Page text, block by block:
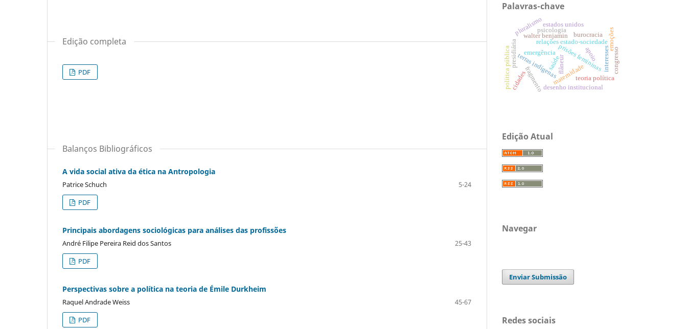
Edição completa
PDF
Balanços Bibliográficos
A vida social ativa da ética na Antropologia
Patrice Schuch
5-24
PDF
Principais abordagens sociológicas para análises das profissões
André Filipe Pereira Reid dos Santos
25-43
PDF
Perspectivas sobre a política na teoria de Émile Durkheim
Raquel Andrade Weiss
45-67
PDF
Palavras-chave
terras indígenas
emergência
relações estado-sociedade
prisões femininas
presidiária
maternidade
walter benjamin
flâneur
fragmento
interesses
burocracia
teoria política
política pública
emoções
pluralismo
cidades
saúde
psicologia
congresso
apoio
desenho institucional
estados unidos
Edição Atual
Navegar
Enviar Submissão
Redes sociais